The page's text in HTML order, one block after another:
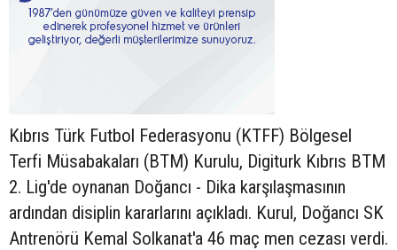
Kıbrıs Türk Futbol Federasyonu (KTFF) Bölgesel
Terfi Müsabakaları (BTM) Kurulu, Digiturk Kıbrıs BTM
2. Lig'de oynanan Doğancı - Dika karşılaşmasının
ardından disiplin kararlarını açıkladı. Kurul, Doğancı SK
Antrenörü Kemal Solkanat'a 46 maç men cezası verdi.